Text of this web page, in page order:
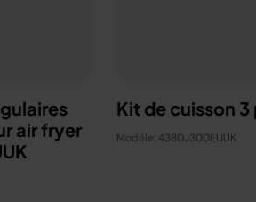
air fryer
Kit de cuisson 3
Modèle: 4380J300EUUK